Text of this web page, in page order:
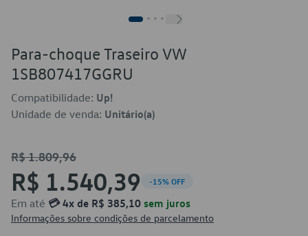
Para-choque Traseiro VW
1SB807417GGRU
Compatibilidade: Up!
Unidade de venda: Unitário(a)
R$ 1.809,96
R$ 1.540,39 -15% OFF
Em até 💳 4x de R$ 385,10 sem juros
Informações sobre condições de parcelamento